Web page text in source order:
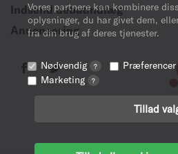
Vores partnere kan kombinere
oplysninger, du har givet dem,
fra din brug af deres tjenester.
Nødvendig ? Præferencer
Marketing ?
Tillad
Indsend debatindlæg
Annoncering